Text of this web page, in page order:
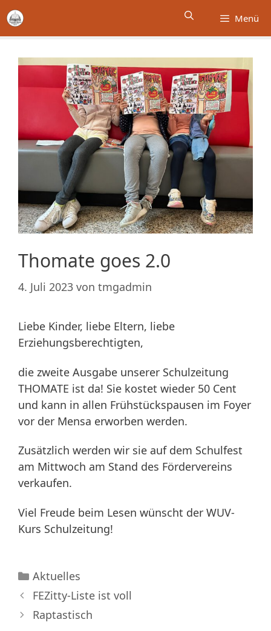
Zum
Inhalt
springen
Menü
Thomate goes 2.0
4. Juli 2023 von tmgadmin
Liebe Kinder, liebe Eltern, liebe
Erziehungsberechtigten,
die zweite Ausgabe unserer Schulzeitung
THOMATE ist da! Sie kostet wieder 50 Cent
und kann in allen Frühstückspausen im Foyer
vor der Mensa erworben werden.
Zusätzlich werden wir sie auf dem Schulfest
am Mittwoch am Stand des Fördervereins
verkaufen.
Viel Freude beim Lesen wünscht der WUV-
Kurs Schulzeitung!
Kategorien
Aktuelles
FEZitty-Liste ist voll
Raptastisch